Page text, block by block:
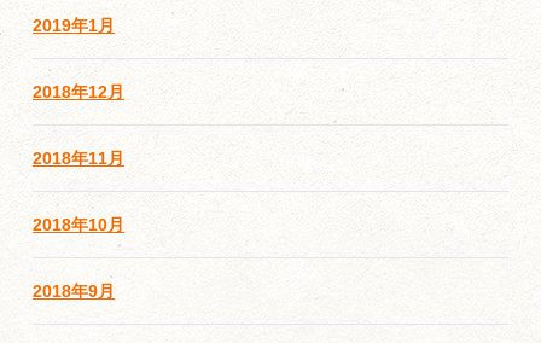
2019年1月
2018年12月
2018年11月
2018年10月
2018年9月